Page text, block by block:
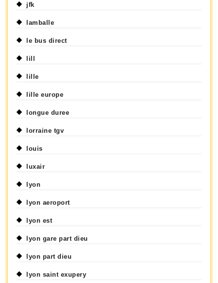
jfk
lamballe
le bus direct
lill
lille
lille europe
longue duree
lorraine tgv
louis
luxair
lyon
lyon aeroport
lyon est
lyon gare part dieu
lyon part dieu
lyon saint exupery